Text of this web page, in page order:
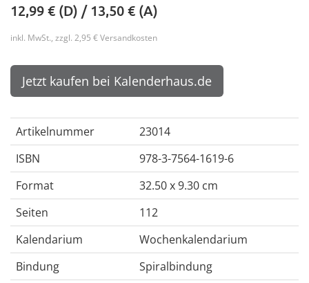
12,99€ (D) / 13,50€ (A)
inkl. MwSt., zzgl. 2,95 € Versandkosten
Jetzt kaufen bei Kalenderhaus.de
Artikelnummer
23014
ISBN
978-3-7564-1619-6
Format
32.50 x 9.30 cm
Seiten
112
Kalendarium
Wochenkalendarium
Bindung
Spiralbindung